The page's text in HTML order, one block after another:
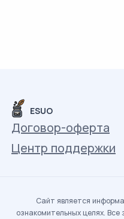
ESUO
Договор-оферта
Центр поддержки
Сайт является
ознакомительных целях.